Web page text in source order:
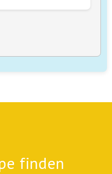
finden